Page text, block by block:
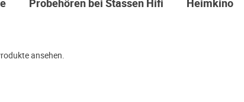
Probehören bei Stassen Hifi Heimkino
ansehen.